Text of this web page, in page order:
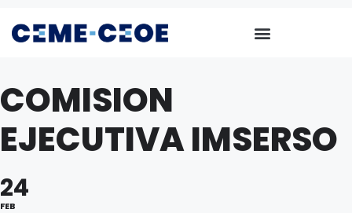
COMISION
EJECUTIVA IMSERSO
24
FEB